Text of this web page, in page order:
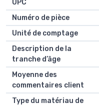
UPC
Numéro de pièce
Unité de comptage
Description de la
tranche d’âge
Moyenne des
commentaires client
Type du matériau de